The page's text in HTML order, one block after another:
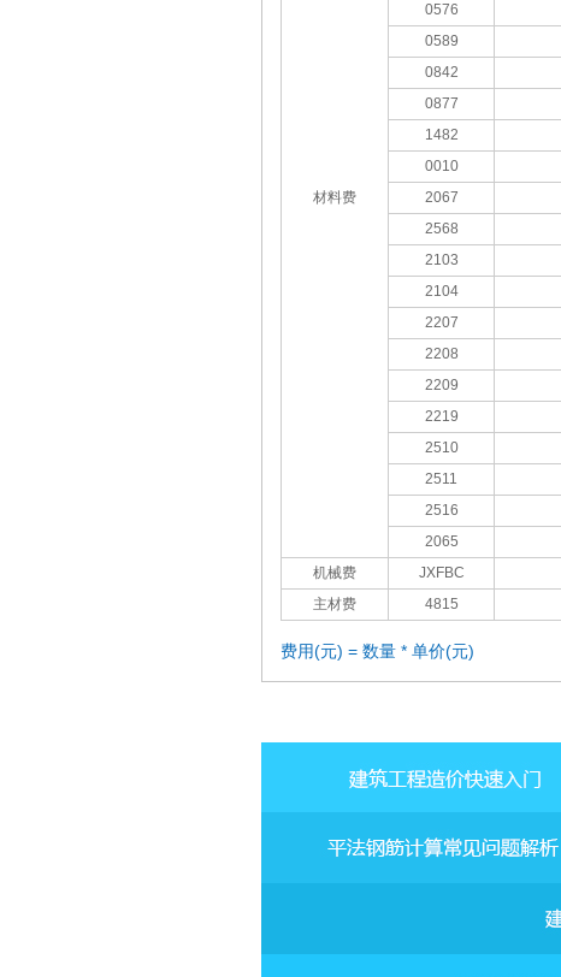
材料费
0576
0589
0842
0877
1482
0010
2067
2568
2103
2104
2207
2208
2209
2219
2510
2511
2516
2065
机械费
JXFBC
主材费
4815
费用(元) = 数量 * 单价(元)